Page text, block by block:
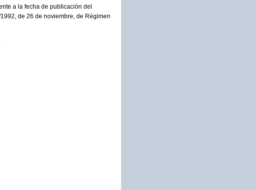
a la fecha de publicación del
de 26 de noviembre, de Régimen